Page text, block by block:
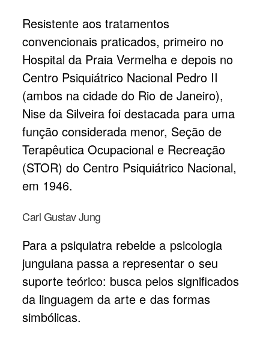
Resistente aos tratamentos
convencionais praticados, primeiro no
Hospital da Praia Vermelha e depois no
Centro Psiquiátrico Nacional Pedro II
(ambos na cidade do Rio de Janeiro),
Nise da Silveira foi destacada para uma
função considerada menor, Seção de
Terapêutica Ocupacional e Recreação
(STOR) do Centro Psiquiátrico Nacional,
em 1946.
Carl Gustav Jung
Para a psiquiatra rebelde a psicologia
junguiana passa a representar o seu
suporte teórico: busca pelos significados
da linguagem da arte e das formas
simbólicas.